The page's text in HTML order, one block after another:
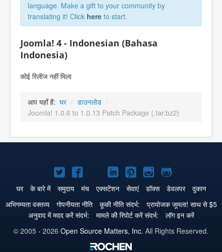
language. Make a gift to your community by
translating it! Click here to start.
Joomla! 4 - Indonesian (Bahasa
Indonesia)
कोई रिलीज नहीं मिला
आप यहाँ हैं: घर / डाउनलोड /
Joomla! 1.0.6 to 1.0.13 Patch Package (.tar.bz2)
Joomla!
Twitter
पे
Joomla!
Facebook
पे
Joomla!
GitHub
Joomla!
LinkedIn
पे
Joomla!
Pinterest
पे
Joomla!
Instagram
पे
Joomla!
GitHub
पे
घर के बारे में समुदाय मंच एक्सटेंशन सेवाएं डॉक्स डेवलपर
दुकान
अभिगम्यता वक्तव्य
गोपनीयता नीति कूकी नीति संदर्भ:
प्रायोजक जूमला! साथ से $5
अनुवाद में मदद करें संदर्भ:
मामले की रिपोर्ट करें संदर्भ:
लॉग इन करें
© 2005 - 2026 Open Source Matters, Inc. All Rights Reserved.